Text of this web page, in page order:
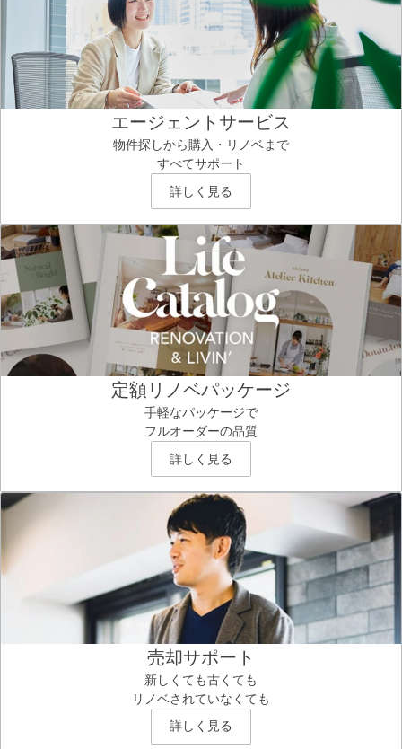
エージェントサービス
物件探しから購入・リノベまで
すべてサポート
詳しく見る
定額リノベパッケージ
手軽なパッケージで
フルオーダーの品質
詳しく見る
売却サポート
新しくても古くても
リノベされていなくても
詳しく見る